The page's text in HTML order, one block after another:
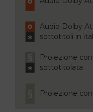
Audio Dolby
sottotitoli in
Proiezione
sottotitolata
Proiezione